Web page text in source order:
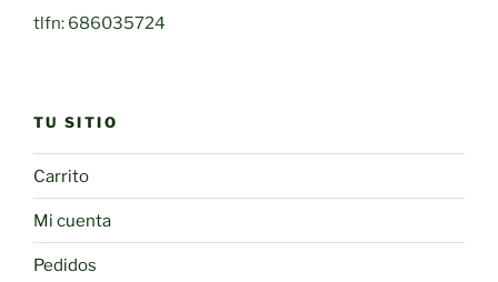
tlfn: 686035724
TU SITIO
Carrito
Mi cuenta
Pedidos